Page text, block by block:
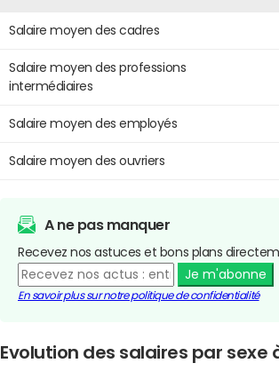
Salaire moyen des cadres
Salaire moyen des professions
intermédiaires
Salaire moyen des employés
Salaire moyen des ouvriers
A ne pas manquer
Recevez nos astuces et bons plans
Je m'abonne
En savoir plus sur notre politique de confidentialité
Evolution des salaires par sexe